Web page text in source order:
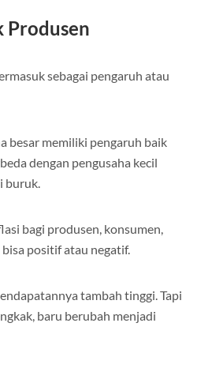
Produsen
sebagai pengaruh atau
besar memiliki pengaruh baik
dengan pengusaha kecil
buruk.
bagi produsen, konsumen,
positif atau negatif.
tambah tinggi. Tapi
baru berubah menjadi